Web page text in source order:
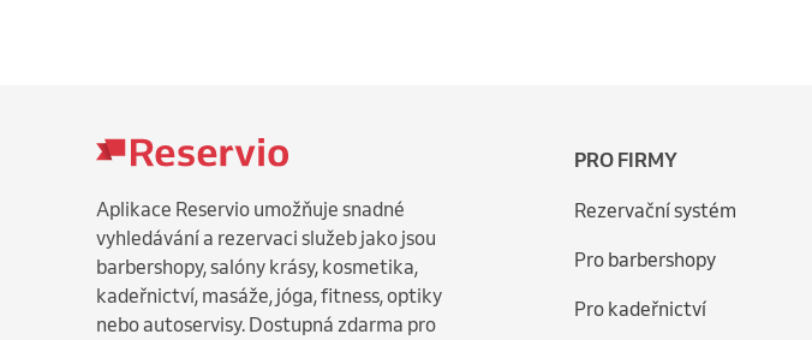
Aplikace Reservio umožňuje snadné
vyhledávání a rezervaci služeb jako jsou
barbershopy, salóny krásy, kosmetika,
kadeřnictví, masáže, jóga, fitness, optiky
nebo autoservisy. Dostupná zdarma pro
PRO FIRMY
Rezervační systém
Pro barbershopy
Pro kadeřnictví